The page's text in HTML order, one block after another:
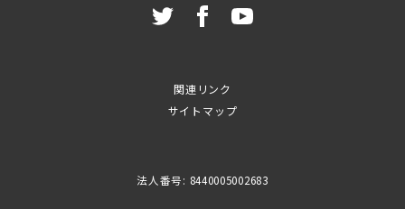
関連リンク
サイトマップ
法人番号: 8440005002683